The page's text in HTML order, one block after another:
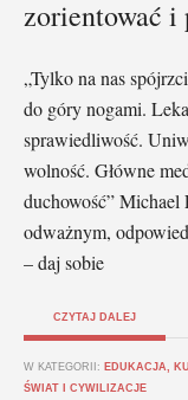
zorientować i
„Tylko na nas
do góry nogami.
sprawiedliwość.
wolność. Główne
duchowość” Michael
odważnym,
– daj sobie
CZYTAJ DALEJ
W KATEGORII: EDUKACJA,
ŚWIAT I CYWILIZACJE